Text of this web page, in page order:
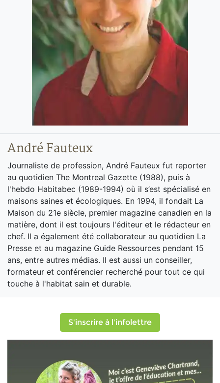
André Fauteux
Journaliste de profession, André Fauteux fut reporter
au quotidien The Montreal Gazette (1988), puis à
l'hebdo Habitabec (1989-1994) où il s’est spécialisé en
maisons saines et écologiques. En 1994, il fondait La
Maison du 21e siècle, premier magazine canadien en la
matière, dont il est toujours l'éditeur et le rédacteur en
chef. Il a également été collaborateur au quotidien La
Presse et au magazine Guide Ressources pendant 15
ans, entre autres médias. Il est aussi un conseiller,
formateur et conférencier recherché pour tout ce qui
touche à l'habitat sain et durable.
S'inscrire à l'infolettre